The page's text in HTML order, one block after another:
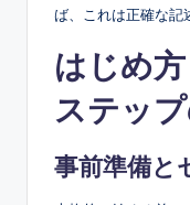
ば、これは正確な記
はじめ
ステッ
事前準備と